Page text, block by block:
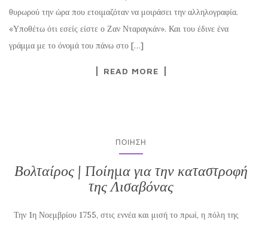
θυρωρού την ώρα που ετοιμαζόταν να μοιράσει την αλληλογραφία.
«Υποθέτω ότι εσείς είστε ο Ζαν Νταραγκάν». Και του έδινε ένα
γράμμα με το όνομά του πάνω στο […]
READ MORE
ΠΟΊΗΣΗ
Βολταίρος | Ποίημα για την καταστροφή
της Λισαβόνας
Την 1η Νοεμβρίου 1755, στις εννέα και μισή το πρωί, η πόλη της